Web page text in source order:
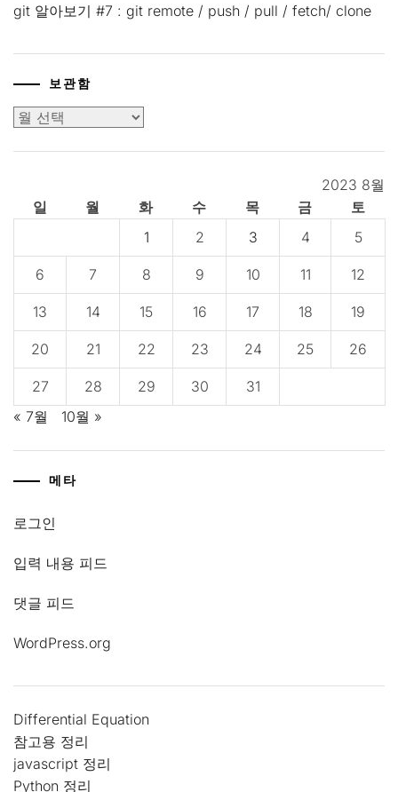
git 알아보기 #7 : git remote / push / pull / fetch/ clone
보관함
보
2023 8월
일
월 화 수 목 금
토
1
2 3 4 5
6 7 8 9 10 11 12
13 14 15 16 17 18 19
20 21 22 23 24 25 26
27 28 29 30
31
« 7월
10월 »
메타
로그인
입력 내용 피드
댓글 피드
WordPress.org
Differential Equation
참고용 정리
javascript 정리
Python 정리